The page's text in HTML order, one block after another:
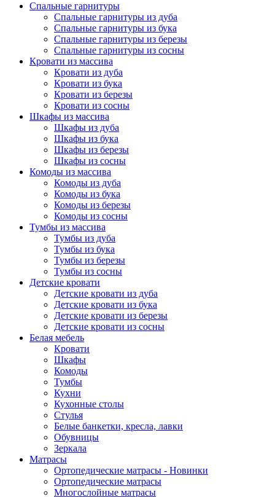
Спальные гарнитуры
Спальные гарнитуры из дуба
Спальные гарнитуры из бука
Спальные гарнитуры из березы
Спальные гарнитуры из сосны
Кровати из массива
Кровати из дуба
Кровати из бука
Кровати из березы
Кровати из сосны
Шкафы из массива
Шкафы из дуба
Шкафы из бука
Шкафы из березы
Шкафы из сосны
Комоды из массива
Комоды из дуба
Комоды из бука
Комоды из березы
Комоды из сосны
Тумбы из массива
Тумбы из дуба
Тумбы из бука
Тумбы из березы
Тумбы из сосны
Детские кровати
Детские кровати из дуба
Детские кровати из бука
Детские кровати из березы
Детские кровати из сосны
Белая мебель
Кровати
Шкафы
Комоды
Тумбы
Кухни
Кухонные столы
Стулья
Белые банкетки, кресла, лавки
Обувницы
Зеркала
Матрасы
Ортопедические матрасы - Новинки
Ортопедические матрасы
Многослойные матрасы